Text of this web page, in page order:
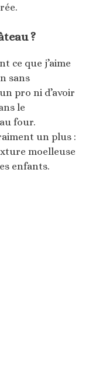
?
ce que j’aime
sans
pro ni d’avoir
le
four.
un plus :
moelleuse
enfants.